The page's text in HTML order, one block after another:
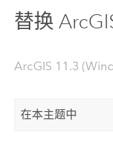
替换
ArcGIS 11.3
在本主题中